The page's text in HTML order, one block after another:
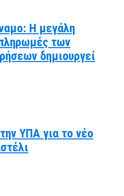
Η μεγάλη
των
δημιουργεί
ΥΠΑ για το νέο